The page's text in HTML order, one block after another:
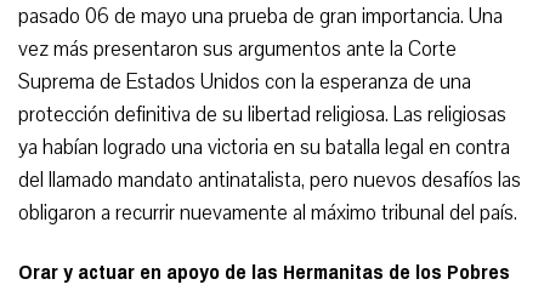
pasado 06 de mayo una prueba de gran importancia. Una
vez más presentaron sus argumentos ante la Corte
Suprema de Estados Unidos con la esperanza de una
protección definitiva de su libertad religiosa. Las religiosas
ya habían logrado una victoria en su batalla legal en contra
del llamado mandato antinatalista, pero nuevos desafíos las
obligaron a recurrir nuevamente al máximo tribunal del país.
Orar y actuar en apoyo de las Hermanitas de los Pobres